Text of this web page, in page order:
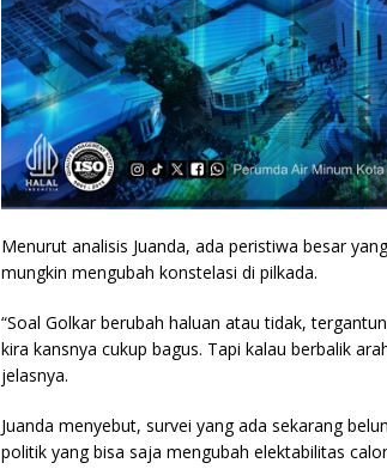
Menurut analisis Juanda, ada peristiwa besar
mungkin mengubah konstelasi di pilkada.
“Soal Golkar berubah haluan atau tidak,
kira kansnya cukup bagus. Tapi kalau berbalik
jelasnya.
Juanda menyebut, survei yang ada sekarang
politik yang bisa saja mengubah elektabilitas